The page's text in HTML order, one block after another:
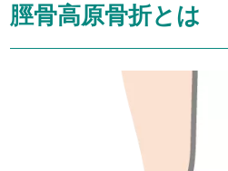
脛骨高原骨折とは